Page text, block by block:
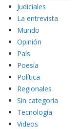
Judiciales
La entrevista
Mundo
Opinión
País
Poesía
Política
Regionales
Sin categoría
Tecnología
Videos